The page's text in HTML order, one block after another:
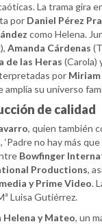
La trama gira
por Daniel Pérez
como Helena.
Amanda Cárdenas
de las Heras (Carola)
por Miriam
amplía su universo
de calidad
, quien también
no hay más que
Bowfinger
Productions,
y Prime Video.
Luisa Gutiérrez.
Helena y Mateo, un